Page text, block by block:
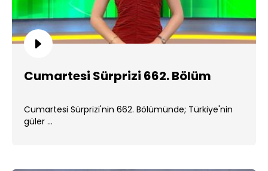
Cumartesi Sürprizi 662. Bölüm
Cumartesi Sürprizi'nin 662. Bölümünde; Türkiye'nin
güler ...